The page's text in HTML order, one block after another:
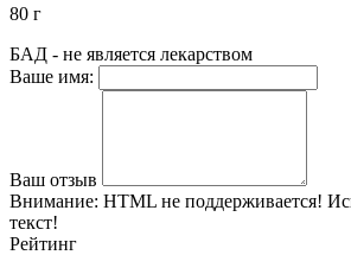
80 г
БАД - не является лекарством
Ваше имя:
Ваш отзыв
Внимание: HTML не поддерживается!
текст!
Рейтинг